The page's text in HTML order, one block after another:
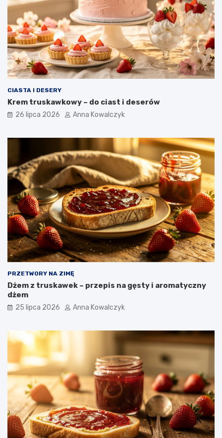
CIASTA I DESERY
Krem truskawkowy – do ciast i deserów
26 lipca 2026 Anna Kowalczyk
PRZETWORY NA ZIMĘ
Dżem z truskawek – przepis na gęsty i aromatyczny
dżem
25 lipca 2026 Anna Kowalczyk